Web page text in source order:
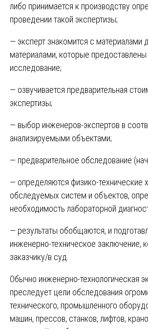
либо принимается к производству
проведении такой экспертизы;
— эксперт знакомится с материалами
материалами, которые предоставлены
исследование;
— озвучивается предварительная
экспертизы;
— выбор инженеров-экспертов в
анализируемыми объектами;
— предварительное обследование
— определяются физико-технические
обследуемых систем и объектов,
необходимость лабораторной
— результаты обобщаются, и
инженерно-техническое заключение,
заказчику/в суд.
Обычно инженерно-технологическая
преследует цели обследования
технического, промышленного
машин, прессов, станков, лифтов,